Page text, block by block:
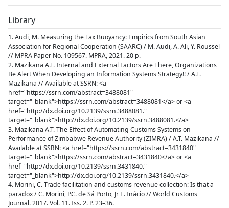
Library
1. Audi, M. Measuring the Tax Buoyancy: Empirics from South Asian
Association for Regional Cooperation (SAARC) / M. Audi, A. Ali, Y. Roussel
// MPRA Paper No. 109567. MPRA, 2021. 20 p.
2. Mazikana A.T. Internal and External Factors Are There, Organizations
Be Alert When Developing an Information Systems Strategy!! / A.T.
Mazikana // Available at SSRN: <a
href="https://ssrn.com/abstract=3488081"
target="_blank">https://ssrn.com/abstract=3488081</a> or <a
href="http://dx.doi.org/10.2139/ssrn.3488081."
target="_blank">http://dx.doi.org/10.2139/ssrn.3488081.</a>
3. Mazikana A.T. The Effect of Automating Customs Systems on
Performance of Zimbabwe Revenue Authority (ZIMRA) / A.T. Mazikana //
Available at SSRN: <a href="https://ssrn.com/abstract=3431840"
target="_blank">https://ssrn.com/abstract=3431840</a> or <a
href="http://dx.doi.org/10.2139/ssrn.3431840."
target="_blank">http://dx.doi.org/10.2139/ssrn.3431840.</a>
4. Morini, C. Trade facilitation and customs revenue collection: Is that a
paradox / C. Morini, P.C. de Sá Porto, Jr E. Inácio // World Customs
Journal. 2017. Vol. 11. Iss. 2. P. 23–36.